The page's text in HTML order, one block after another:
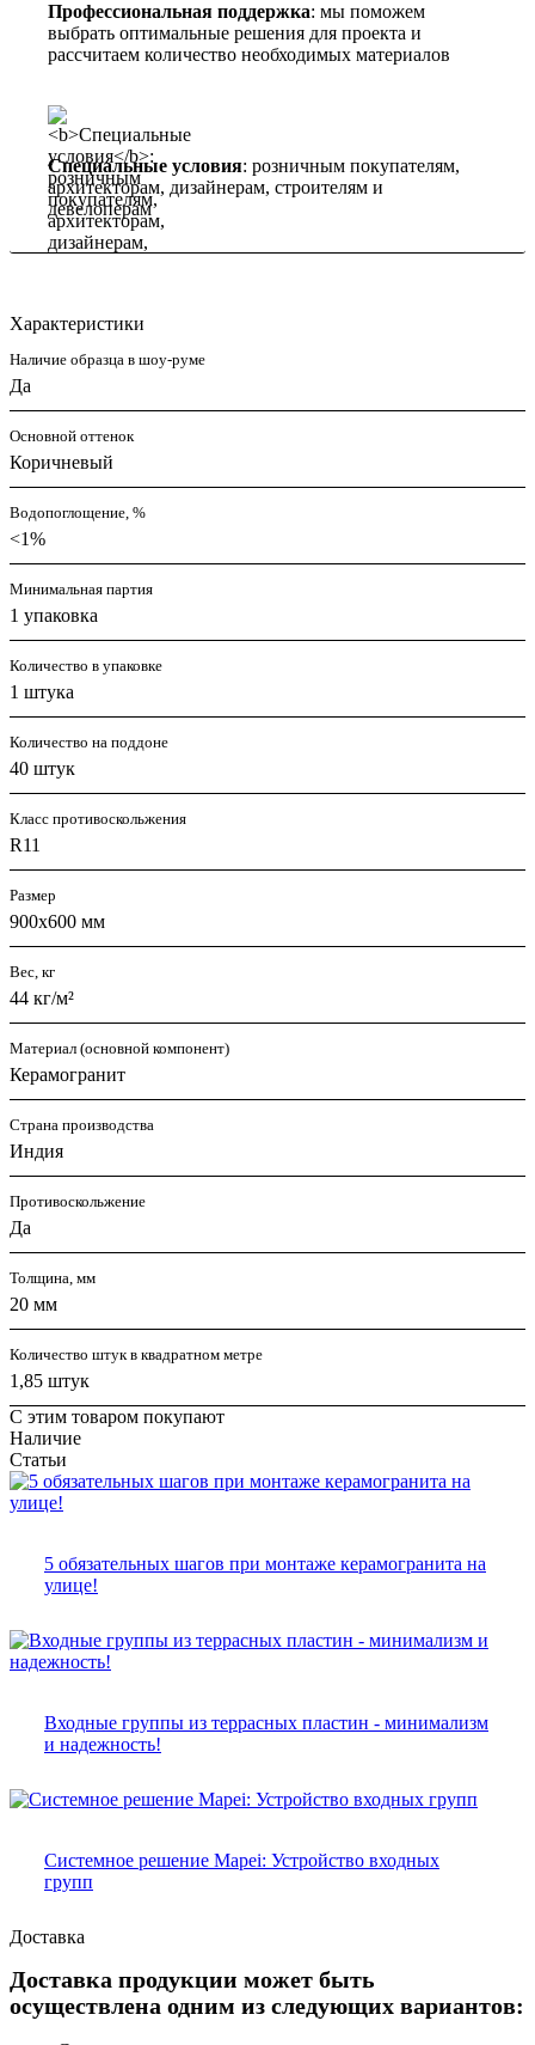
Профессиональная поддержка: мы поможем
выбрать оптимальные решения для проекта и
рассчитаем количество необходимых материалов
Специальные условия: розничным покупателям,
архитекторам, дизайнерам, строителям и
девелоперам
Характеристики
Наличие образца в шоу-руме
Да
Основной оттенок
Коричневый
Водопоглощение, %
<1%
Минимальная партия
1 упаковка
Количество в упаковке
1 штука
Количество на поддоне
40 штук
Класс противоскольжения
R11
Размер
900x600 мм
Вес, кг
44 кг/м²
Материал (основной компонент)
Керамогранит
Страна производства
Индия
Противоскольжение
Да
Толщина, мм
20 мм
Количество штук в квадратном метре
1,85 штук
С этим товаром покупают
Наличие
Статьи
5 обязательных шагов при монтаже керамогранита на
улице!
Входные группы из террасных пластин - минимализм
и надежность!
Системное решение Mapei: Устройство входных
групп
Доставка
Доставка продукции может быть
осуществлена одним из следующих вариантов: